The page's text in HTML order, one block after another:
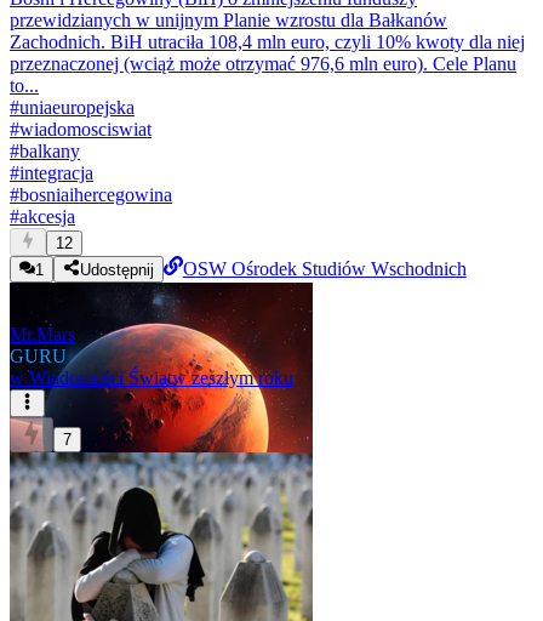
przewidzianych w unijnym Planie wzrostu dla Bałkanów
Zachodnich. BiH utraciła 108,4 mln euro, czyli 10% kwoty dla niej
przeznaczonej (wciąż może otrzymać 976,6 mln euro). Cele Planu
to...
#uniaeuropejska
#wiadomosciswiat
#balkany
#integracja
#bosniaihercegowina
#akcesja
12
1
Udostępnij OSW Ośrodek Studiów Wschodnich
Mr.Mars
GURU
w Wiadomości Światw zeszłym roku
7